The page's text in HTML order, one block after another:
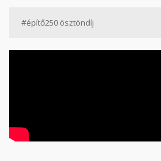
#építő250 ösztöndíj